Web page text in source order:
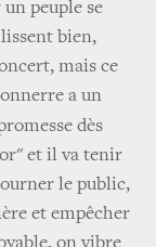
peuple se
bien,
mais ce
a un
dès
et il va tenir
le public,
et empêcher